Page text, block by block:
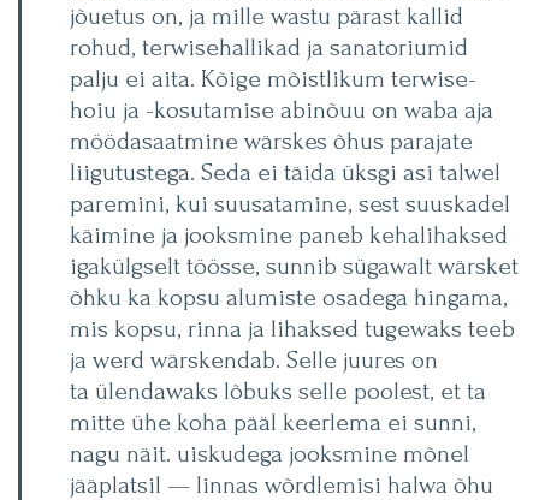
jõuetus on, ja mille wastu pärast kallid
rohud, terwisehallikad ja sanatoriumid
palju ei aita. Kõige mõistlikum terwise-
hoiu ja -kosutamise abinõuu on waba aja
möödasaatmine wärskes õhus parajate
liigutustega. Seda ei täida üksgi asi talwel
paremini, kui suusatamine, sest suuskadel
käimine ja jooksmine paneb kehalihaksed
igakülgselt töösse, sunnib sügawalt wärsket
õhku ka kopsu alumiste osadega hingama,
mis kopsu, rinna ja lihaksed tugewaks teeb
ja werd wärskendab. Selle juures on
ta ülendawaks lõbuks selle poolest, et ta
mitte ühe koha pääl keerlema ei sunni,
nagu näit. uiskudega jooksmine mõnel
jääplatsil — linnas wõrdlemisi halwa õhu